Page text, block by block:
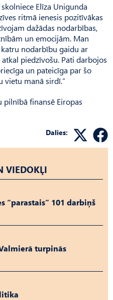
Elīza Unigunda
ritmā ienesis pozitīvākas
dažādas nodarbības,
un emocijām. Man
nodarbību gaidu ar
piedzīvošu. Pati darbojos
un pateicīga par šo
vietu manā sirdī.”
finansē Eiropas
Dalies:
VIEDOKĻI
“parastais” 101 darbiņš
turpinās